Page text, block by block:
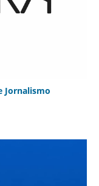
Jornalismo